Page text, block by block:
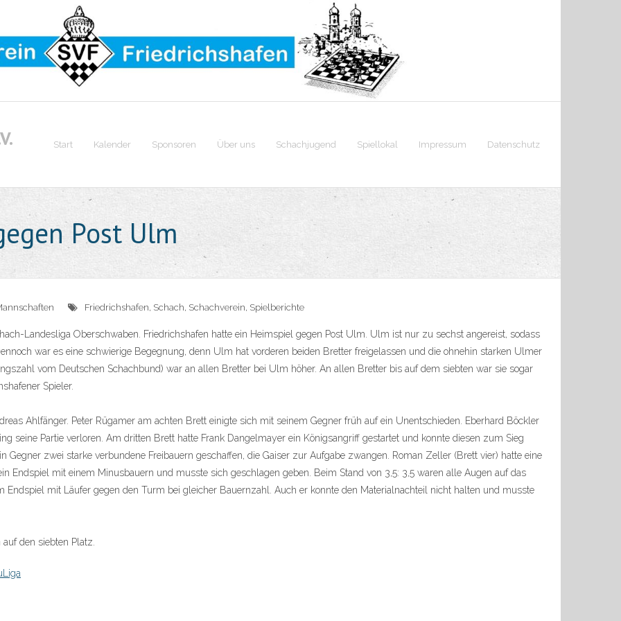
Start Kalender Sponsoren Über uns Schachjugend Spiellokal Impressum Datenschutz
Post Ulm
Friedrichshafen, Schach, Schachverein, Spielberichte
Landesliga Oberschwaben. Friedrichshafen hatte ein Heimspiel gegen Post Ulm. Ulm ist nur zu sechst angereist, sodass
war es eine schwierige Begegnung, denn Ulm hat vorderen beiden Bretter freigelassen und die ohnehin starken Ulmer
vom Deutschen Schachbund) war an allen Bretter bei Ulm höher. An allen Bretter bis auf dem siebten war sie sogar
Spieler.
Ahlfänger. Peter Rügamer am achten Brett einigte sich mit seinem Gegner früh auf ein Unentschieden. Eberhard Böckler
seine Partie verloren. Am dritten Brett hatte Frank Dangelmayer ein Königsangriff gestartet und konnte diesen zum Sieg
Gegner zwei starke verbundene Freibauern geschaffen, die Gaiser zur Aufgabe zwangen. Roman Zeller (Brett vier) hatte eine
Endspiel mit einem Minusbauern und musste sich geschlagen geben. Beim Stand von 3,5: 3,5 waren alle Augen auf das
Endspiel mit Läufer gegen den Turm bei gleicher Bauernzahl. Auch er konnte den Materialnachteil nicht halten und musste
den siebten Platz.